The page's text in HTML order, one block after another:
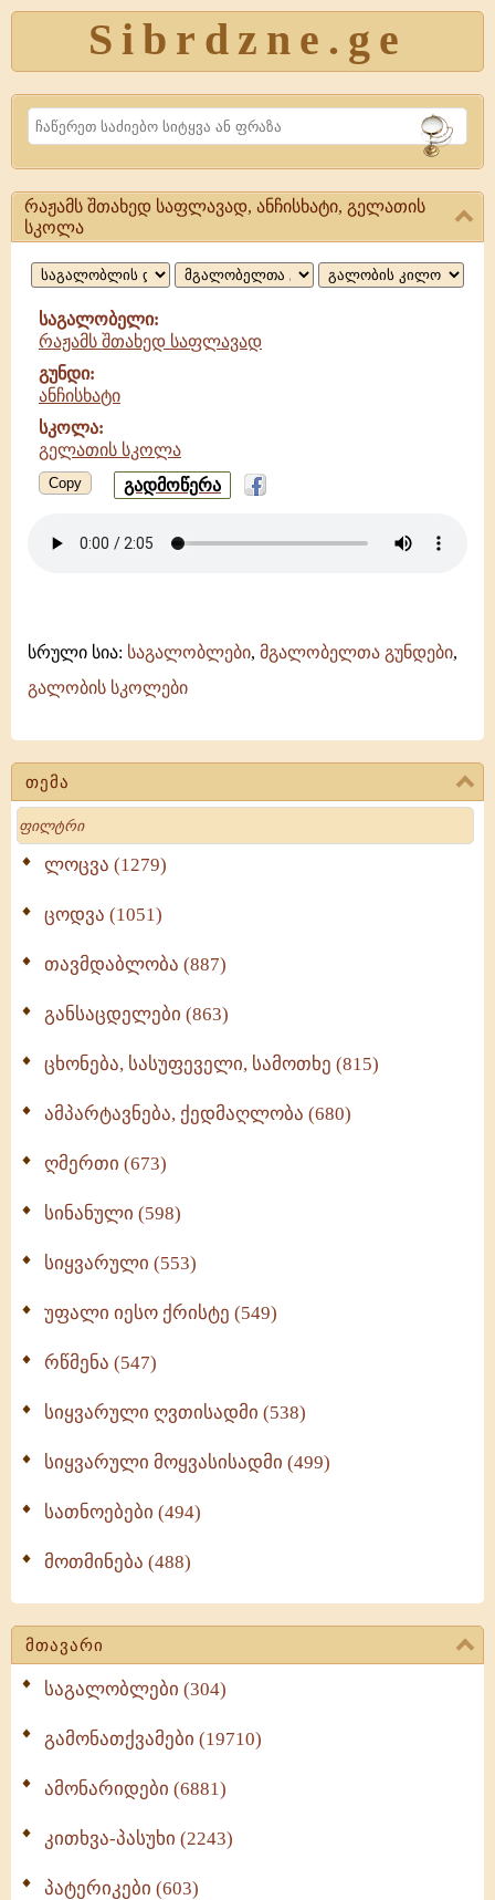
Sibrdzne.ge
Search
თემა
Search
ლოცვა (1279)
ცოდვა (1051)
თავმდაბლობა (887)
განსაცდელები (863)
ცხონება, სასუფეველი, სამოთხე (815)
ამპარტავნება, ქედმაღლობა (680)
ღმერთი (673)
სინანული (598)
სიყვარული (553)
უფალი იესო ქრისტე (549)
რწმენა (547)
სიყვარული ღვთისადმი (538)
სიყვარული მოყვასისადმი (499)
სათნოებები (494)
მოთმინება (488)
მთავარი
საგალობლები (304)
გამონათქვამები (19710)
ამონარიდები (6881)
კითხვა-პასუხი (2243)
პატერიკები (603)
რაჟამს
შთახედ
ანჩისხატი,
გელათის
რაჟამს შთახედ საფლავად, ანჩისხატი, გელათის
სკოლა
საგალობელი:
რაჟამს შთახედ საფლავად
გუნდი:
ანჩისხატი
სკოლა:
გელათის სკოლა
Copy გადმოწერა
სრული სია: საგალობლები, მგალობელთა გუნდები,
გალობის სკოლები